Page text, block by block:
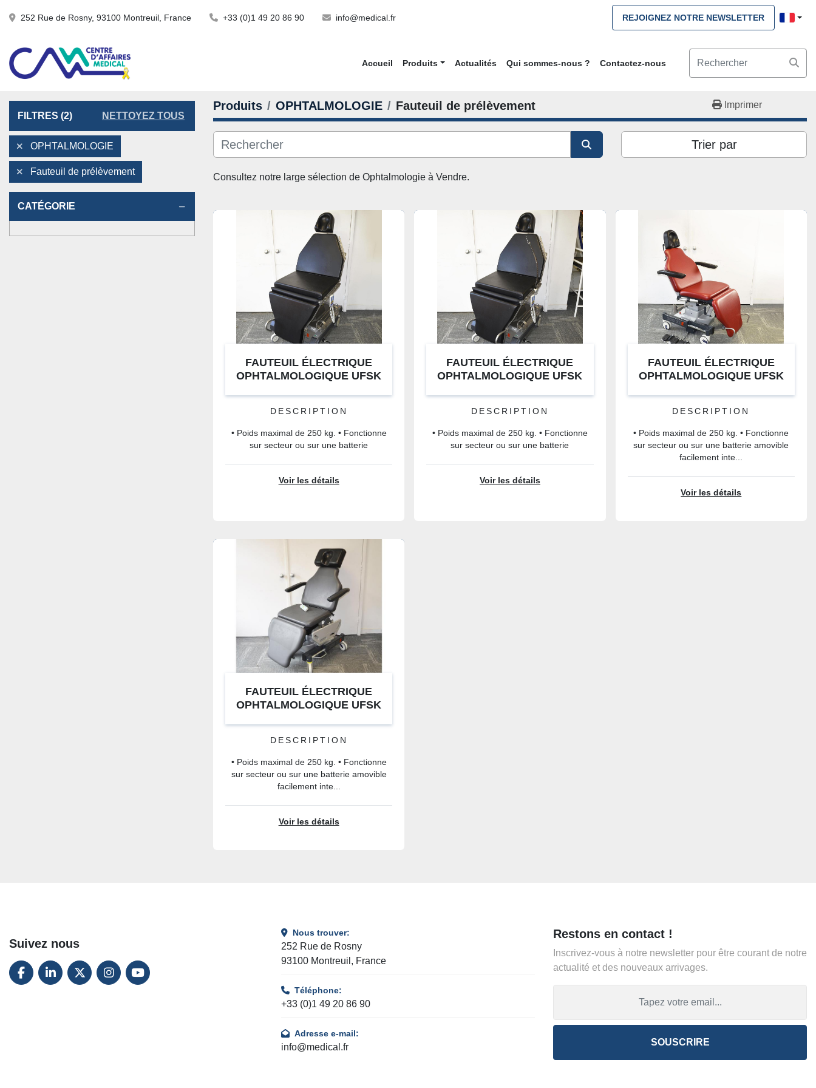
252 Rue de Rosny, 93100 Montreuil, France +33 (0)1 49 20 86 90 info@medical.fr REJOIGNEZ NOTRE NEWSLETTER
Accueil Produits Actualités Qui sommes-nous ? Contactez-nous
FILTRES (2) NETTOYEZ TOUS
OPHTALMOLOGIE
Fauteuil de prélèvement
CATÉGORIE
Produits OPHTALMOLOGIE Fauteuil de prélèvement Imprimer
Trier par
Consultez notre large sélection de Ophtalmologie à Vendre.
FAUTEUIL ÉLECTRIQUE
OPHTALMOLOGIQUE UFSK
DESCRIPTION
• Poids maximal de 250 kg. • Fonctionne
sur secteur ou sur une batterie
Voir les détails
FAUTEUIL ÉLECTRIQUE
OPHTALMOLOGIQUE UFSK
DESCRIPTION
• Poids maximal de 250 kg. • Fonctionne
sur secteur ou sur une batterie
Voir les détails
FAUTEUIL ÉLECTRIQUE
OPHTALMOLOGIQUE UFSK
DESCRIPTION
• Poids maximal de 250 kg. • Fonctionne
sur secteur ou sur une batterie amovible
facilement inte...
Voir les détails
FAUTEUIL ÉLECTRIQUE
OPHTALMOLOGIQUE UFSK
DESCRIPTION
• Poids maximal de 250 kg. • Fonctionne
sur secteur ou sur une batterie amovible
facilement inte...
Voir les détails
Suivez nous
FACEBOOK
LINKEDINTWITTERINSTAGRAM
YOUTUBE
Nous trouver:
252 Rue de Rosny
93100 Montreuil, France
Téléphone:
+33 (0)1 49 20 86 90
Adresse e-mail:
info@medical.fr
Restons en contact !
Inscrivez-vous à notre newsletter pour être courant de notre
actualité et des nouveaux arrivages.
SOUSCRIRE